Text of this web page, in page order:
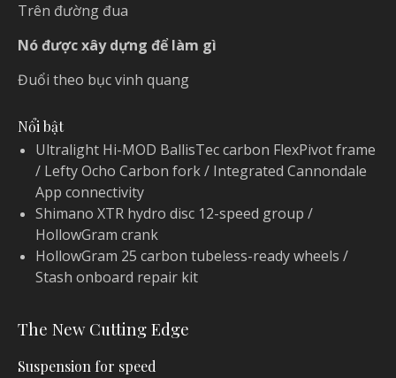
Trên đường đua
Nó được xây dựng để làm gì
Đuổi theo bục vinh quang
Nổi bật
Ultralight Hi-MOD BallisTec carbon FlexPivot frame
/ Lefty Ocho Carbon fork / Integrated Cannondale
App connectivity
Shimano XTR hydro disc 12-speed group /
HollowGram crank
HollowGram 25 carbon tubeless-ready wheels /
Stash onboard repair kit
The New Cutting Edge
Suspension for speed